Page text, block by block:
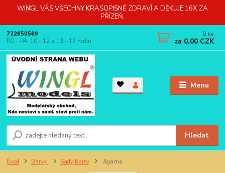
WINGL VÁS VŠECHNY KRASOPISNĚ ZDRAVÍ A DĚKUJE 16X ZA
PŘÍZEŇ.
Menu
Hledat
722650569
PO - PÁ: 10 - 12 a 13 - 17 hodin
0 ks
za 0,00 CZK
Úvod Barvy Sady barev Agama